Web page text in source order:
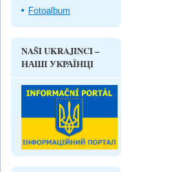
Fotoalbum
NAŠI UKRAJINCI –
НАШІ УКРАЇНЦІ